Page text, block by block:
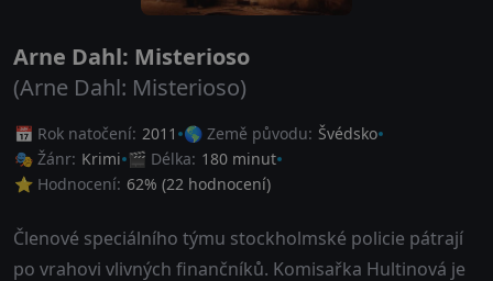
Arne Dahl: Misterioso
(Arne Dahl: Misterioso)
📅 Rok natočení: 2011 🌎 Země původu: Švédsko
🎭 Žánr: Krimi 🎬 Délka: 180 minut
⭐ Hodnocení: 62% (22 hodnocení)
Členové speciálního týmu stockholmské policie pátrají
po vrahovi vlivných finančníků. Komisařka Hultinová je